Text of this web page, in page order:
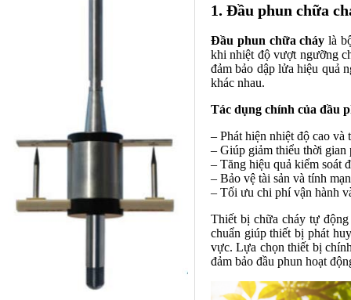
1. Đầu phun chữa
Đầu phun chữa cháy là
khi nhiệt độ vượt ngưỡng
đảm bảo dập lửa hiệu quả
khác nhau.
Tác dụng chính của đầu
– Phát hiện nhiệt độ cao
– Giúp giảm thiểu thời gian
– Tăng hiệu quả kiểm soát
– Bảo vệ tài sản và tính
– Tối ưu chi phí vận hành
Thiết bị chữa cháy tự
chuẩn giúp thiết bị phát
vực. Lựa chọn thiết bị
đảm bảo đầu phun hoạt